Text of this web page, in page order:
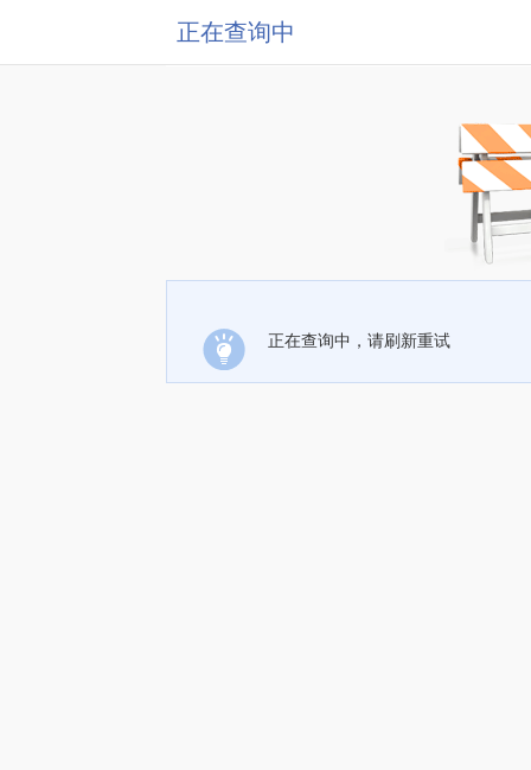
正在查询中
正在查询中，请刷新重试